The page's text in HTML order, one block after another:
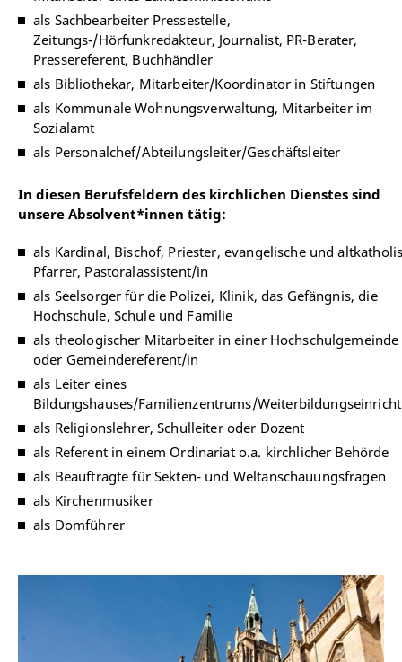
als Sachbearbeiter Pressestelle,
Zeitungs-/Hörfunkredakteur, Journalist, PR-Berater,
Pressereferent, Buchhändler
als Bibliothekar, Mitarbeiter/Koordinator in Stiftungen
als Kommunale Wohnungsverwaltung, Mitarbeiter im
Sozialamt
als Personalchef/Abteilungsleiter/Geschäftsleiter
In diesen Berufsfeldern des kirchlichen Dienstes sind
unsere Absolvent*innen tätig:
als Kardinal, Bischof, Priester, evangelische und
Pfarrer, Pastoralassistent/in
als Seelsorger für die Polizei, Klinik, das Gefängnis, die
Hochschule, Schule und Familie
als theologischer Mitarbeiter in einer Hochschulgemeinde
oder Gemeindereferent/in
als Leiter eines
Bildungshauses/Familienzentrums/
als Religionslehrer, Schulleiter oder Dozent
als Referent in einem Ordinariat o.a. kirchlicher Behörde
als Beauftragte für Sekten- und Weltanschauungsfragen
als Kirchenmusiker
als Domführer